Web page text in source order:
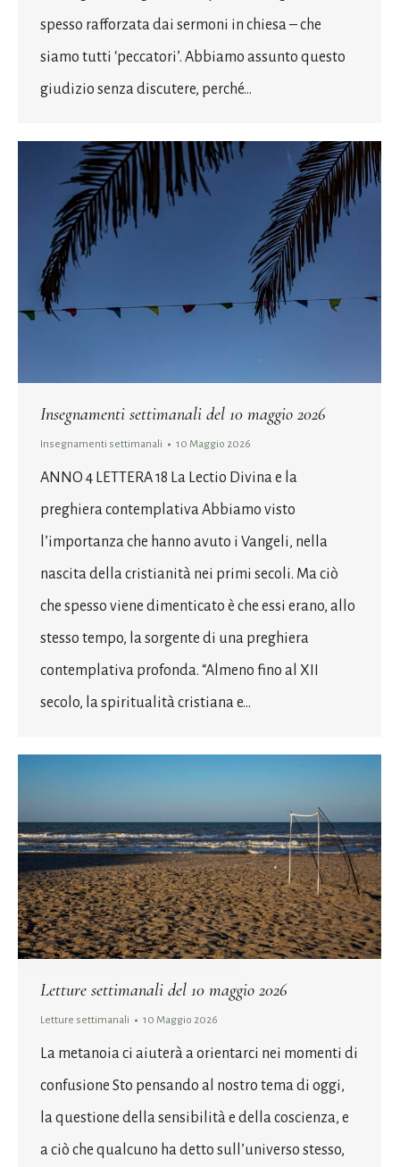
spesso rafforzata dai sermoni in chiesa – che
siamo tutti ‘peccatori’. Abbiamo assunto questo
giudizio senza discutere, perché…
Insegnamenti settimanali del 10 maggio 2026
Insegnamenti settimanali 10 Maggio 2026
ANNO 4 LETTERA 18 La Lectio Divina e la
preghiera contemplativa Abbiamo visto
l’importanza che hanno avuto i Vangeli, nella
nascita della cristianità nei primi secoli. Ma ciò
che spesso viene dimenticato è che essi erano, allo
stesso tempo, la sorgente di una preghiera
contemplativa profonda. “Almeno fino al XII
secolo, la spiritualità cristiana e…
Letture settimanali del 10 maggio 2026
Letture settimanali 10 Maggio 2026
La metanoia ci aiuterà a orientarci nei momenti di
confusione Sto pensando al nostro tema di oggi,
la questione della sensibilità e della coscienza, e
a ciò che qualcuno ha detto sull’universo stesso,